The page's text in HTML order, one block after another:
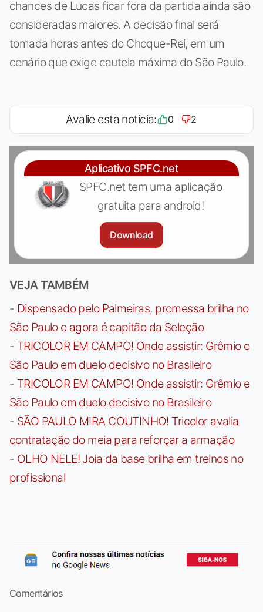
chances de Lucas ficar fora da partida ainda são
consideradas maiores. A decisão final será
tomada horas antes do Choque-Rei, em um
cenário que exige cautela máxima do São Paulo.
Avalie esta notícia: 0 2
Aplicativo SPFC.net
SPFC.net tem uma aplicação
gratuita para android!
Download
VEJA TAMBÉM
- Dispensado pelo Palmeiras, promessa brilha no
São Paulo e agora é capitão da Seleção
- TRICOLOR EM CAMPO! Onde assistir: Grêmio e
São Paulo em duelo decisivo no Brasileiro
- TRICOLOR EM CAMPO! Onde assistir: Grêmio e
São Paulo em duelo decisivo no Brasileiro
- SÃO PAULO MIRA COUTINHO! Tricolor avalia
contratação do meia para reforçar a armação
- OLHO NELE! Joia da base brilha em treinos no
profissional
Comentários